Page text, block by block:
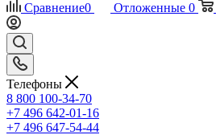
Сравнение0 Отложенные 0
Телефоны
8 800 100-34-70
+7 496 642-01-16
+7 496 647-54-44